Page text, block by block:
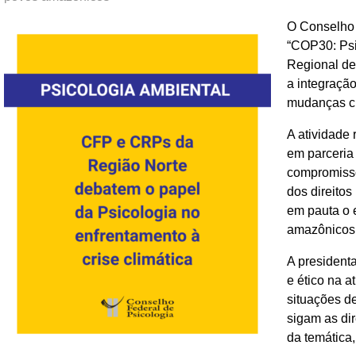
O
“COP30:
Regional
a
mudanças
A atividade
em
dos direitos
em pauta o
A
e ético na
situações
sigam as
da